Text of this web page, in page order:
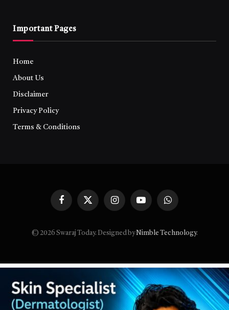
Important Pages
Home
About Us
Disclaimer
Privacy Policy
Terms & Conditions
FacebookX
InstagramYouTubeWhatsApp
© 2026 Swaraj Today. Designed byNimble Technology.